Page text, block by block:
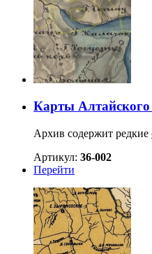
Карты Алтайского
Архив содержит редкие
Артикул: 36-002
Перейти